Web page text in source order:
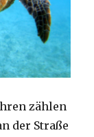
zählen
der Straße